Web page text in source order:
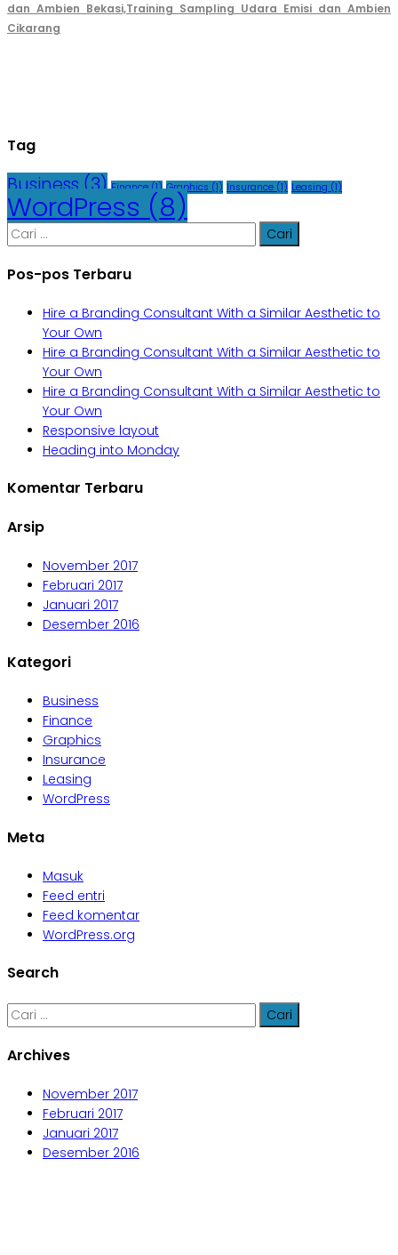
dan Ambien Bekasi,Training Sampling Udara Emisi dan Ambien
Cikarang
Tag
Business (3) Finance (1) Graphics (1) Insurance (1) Leasing (1)
WordPress (8)
Cari
untuk:
Pos-pos Terbaru
Hire a Branding Consultant With a Similar Aesthetic to
Your Own
Hire a Branding Consultant With a Similar Aesthetic to
Your Own
Hire a Branding Consultant With a Similar Aesthetic to
Your Own
Responsive layout
Heading into Monday
Komentar Terbaru
Arsip
November 2017
Februari 2017
Januari 2017
Desember 2016
Kategori
Business
Finance
Graphics
Insurance
Leasing
WordPress
Meta
Masuk
Feed entri
Feed komentar
WordPress.org
Search
Cari
untuk:
Archives
November 2017
Februari 2017
Januari 2017
Desember 2016